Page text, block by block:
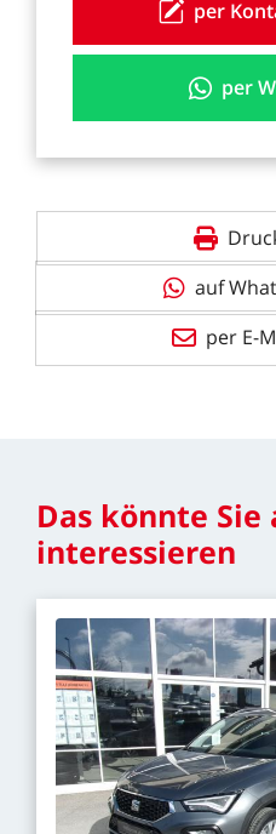
per
per
auf
per E-
Das könnte Sie
interessieren